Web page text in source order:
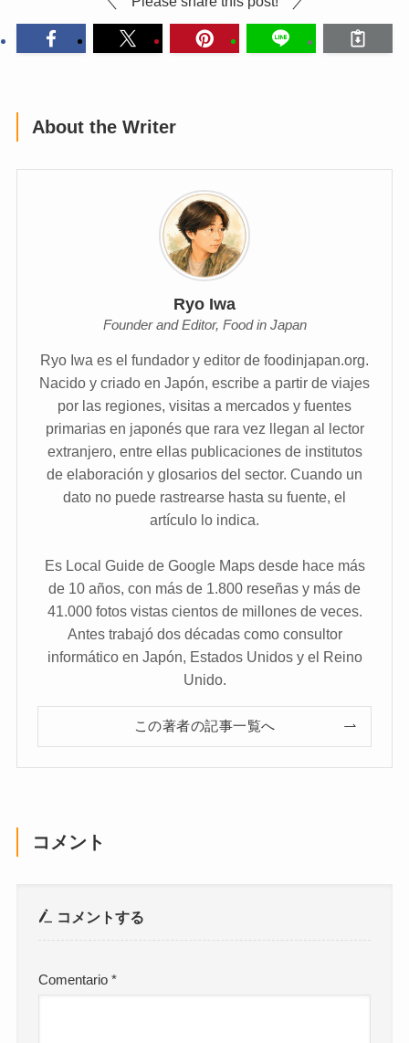
About the Writer
Ryo Iwa
Founder and Editor, Food in Japan
Ryo Iwa es el fundador y editor de foodinjapan.org.
Nacido y criado en Japón, escribe a partir de viajes
por las regiones, visitas a mercados y fuentes
primarias en japonés que rara vez llegan al lector
extranjero, entre ellas publicaciones de institutos
de elaboración y glosarios del sector. Cuando un
dato no puede rastrearse hasta su fuente, el
artículo lo indica.
Es Local Guide de Google Maps desde hace más
de 10 años, con más de 1.800 reseñas y más de
41.000 fotos vistas cientos de millones de veces.
Antes trabajó dos décadas como consultor
informático en Japón, Estados Unidos y el Reino
Unido.
この著者の記事一覧へ
コメント
コメントする
Comentario*